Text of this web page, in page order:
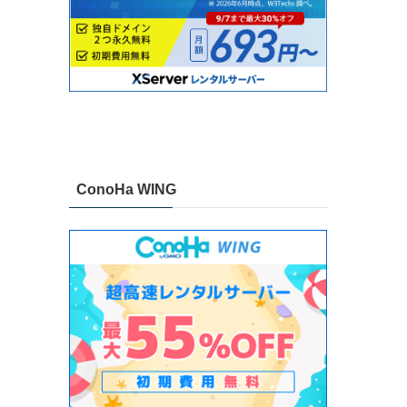
ConoHa WING